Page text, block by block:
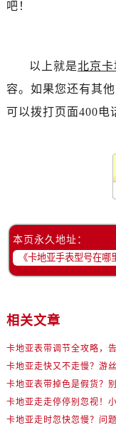
吧！
以上就是北京
容。如果您还有其
可以拨打页面400电
本页永久地址：
相关文章